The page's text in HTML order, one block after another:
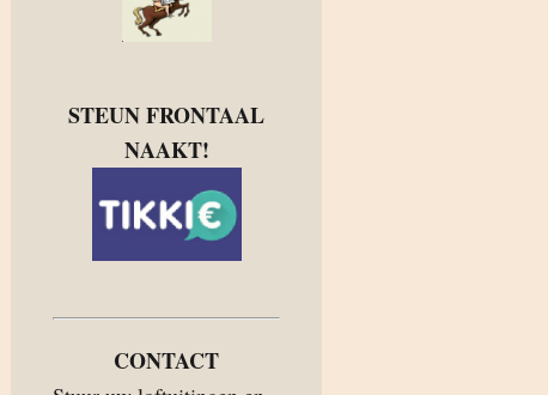
STEUN FRONTAAL
NAAKT!
CONTACT